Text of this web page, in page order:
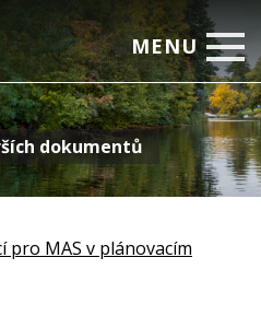
MENU
dokumentů
pro MAS v plánovacím